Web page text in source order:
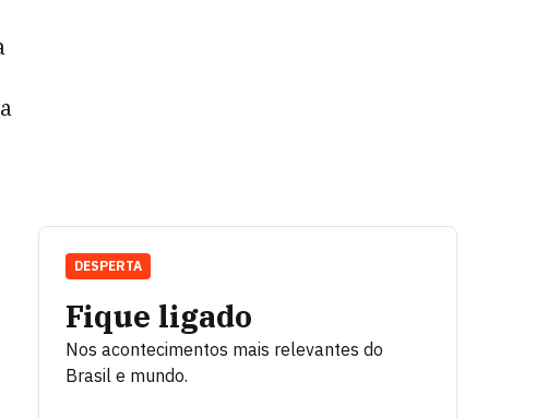
Fique ligado
Nos acontecimentos mais relevantes do
Brasil e mundo.
DESPERTA